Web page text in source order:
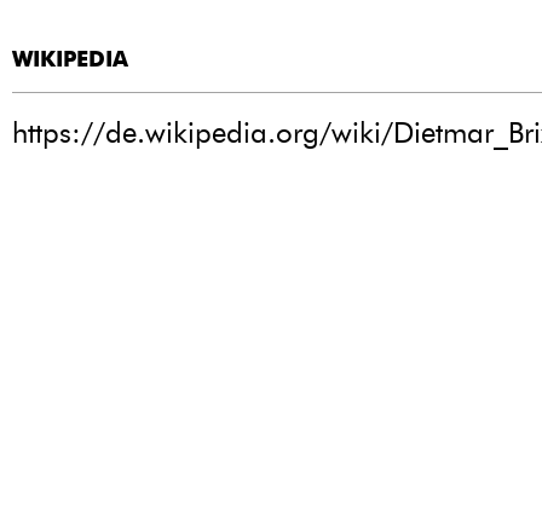
WIKIPEDIA
https://de.wikipedia.org/wiki/